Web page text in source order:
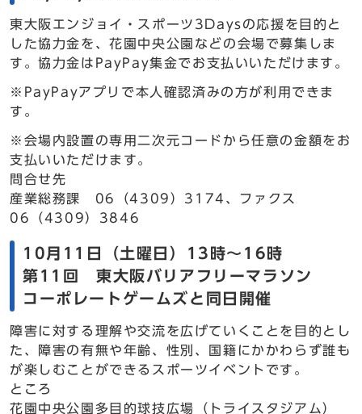
東大阪エンジョイ・スポーツ3Daysの応援を目的と
した協力金を、花園中央公園などの会場で募集しま
す。協力金はPayPay集金でお支払いいただけます。
※PayPayアプリで本人確認済みの方が利用できま
す。
※会場内設置の専用二次元コードから任意の金額をお
支払いいただけます。
問合せ先
産業総務課 06（4309）3174、ファクス
06（4309）3846
10月11日（土曜日）13時～16時
第11回 東大阪バリアフリーマラソン
コーポレートゲームズと同日開催
障害に対する理解や交流を広げていくことを目的とし
た、障害の有無や年齢、性別、国籍にかかわらず誰も
が楽しむことができるスポーツイベントです。
ところ
花園中央公園多目的球技広場（トライスタジアム）